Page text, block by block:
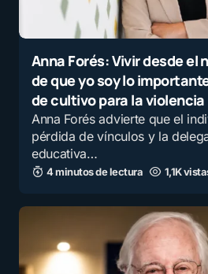
Anna Forés: Vivir desde el
de que yo soy lo
de cultivo para la violencia
Anna Forés advierte que el
pérdida de vínculos y la
educativa…
4 minutos de lectura 1,1K